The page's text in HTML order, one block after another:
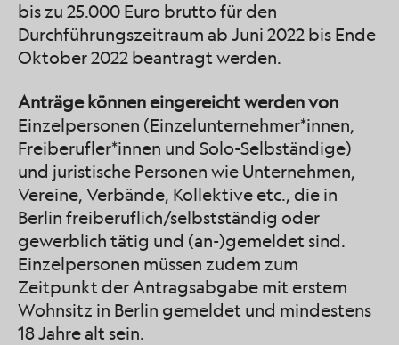
bis zu 25.000 Euro brutto für den
Durchführungszeitraum ab Juni 2022 bis Ende
Oktober 2022 beantragt werden.
Anträge können eingereicht werden von
Einzelpersonen (Einzelunternehmer*innen,
Freiberufler*innen und Solo-Selbständige)
und juristische Personen wie Unternehmen,
Vereine, Verbände, Kollektive etc., die in
Berlin freiberuflich/selbstständig oder
gewerblich tätig und (an-)gemeldet sind.
Einzelpersonen müssen zudem zum
Zeitpunkt der Antragsabgabe mit erstem
Wohnsitz in Berlin gemeldet und mindestens
18 Jahre alt sein.